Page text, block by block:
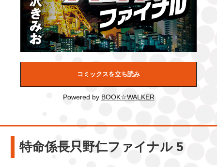
コミックスを立ち読み
Powered by BOOK☆WALKER
特命係長只野仁ファイナル 5